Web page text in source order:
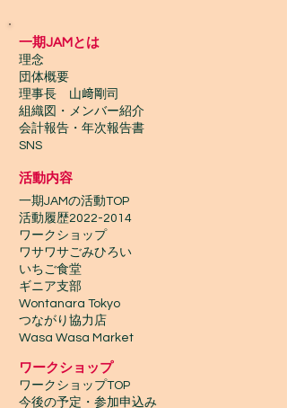
一期JAMとは
理念
団体概要
理事長 山﨑剛司
組織図・メンバー紹介
会計報告​・年次報告書
SNS
活動内容
一期JAMの活動TOP
​活動履歴2022-2014
ワークショップ
ワサワサごみひろい
いちご食堂
ギニア支部
Wontanara Tokyo
​つながり協力店
Wasa Wasa Market​
​ワークショップ
ワークショップTOP
今後の予定・参加申込み